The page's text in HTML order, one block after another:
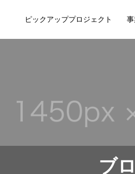
ピックアッププロジェクト
ブ